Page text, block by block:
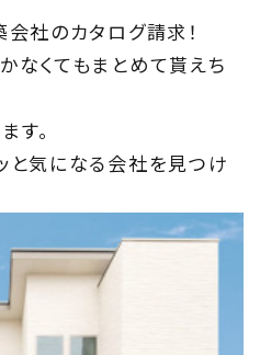
社のカタログ請求！
なくてもまとめて貰えち
す。
気になる会社を見つけ